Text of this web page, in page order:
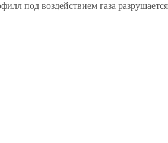
под воздействием газа